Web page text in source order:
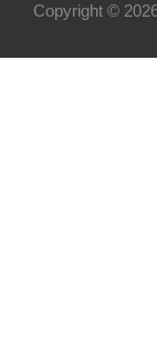
Copyright ©